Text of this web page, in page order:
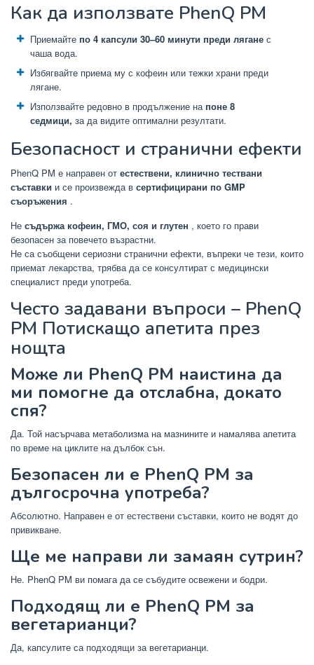
Как да използвате PhenQ PM
Приемайте по 4 капсули 30–60 минути преди лягане с
чаша вода.
Избягвайте приема му с кофеин или тежки храни преди
лягане.
Използвайте редовно в продължение на поне 8
седмици, за да видите оптимални резултати.
Безопасност и странични ефекти
PhenQ PM е направен от естествени, клинично тествани
съставки и се произвежда в сертифицирани по GMP
съоръжения .
Не съдържа кофеин, ГМО, соя и глутен , което го прави
безопасен за повечето възрастни.
Не са съобщени сериозни странични ефекти, въпреки че тези, които
приемат лекарства, трябва да се консултират с медицински
специалист преди употреба.
Често задавани въпроси – PhenQ
PM Потискащо апетита през
нощта
Може ли PhenQ PM наистина да
ми помогне да отслабна, докато
спя?
Да. Той насърчава метаболизма на мазнините и намалява апетита
по време на циклите на дълбок сън.
Безопасен ли е PhenQ PM за
дългосрочна употреба?
Абсолютно. Направен е от естествени съставки, които не водят до
привикване.
Ще ме направи ли замаян сутрин?
Не. PhenQ PM ви помага да се събудите освежени и бодри.
Подходящ ли е PhenQ PM за
вегетарианци?
Да, капсулите са подходящи за вегетарианци.